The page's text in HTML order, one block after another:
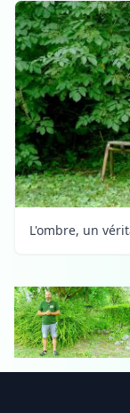
L'ombre, un